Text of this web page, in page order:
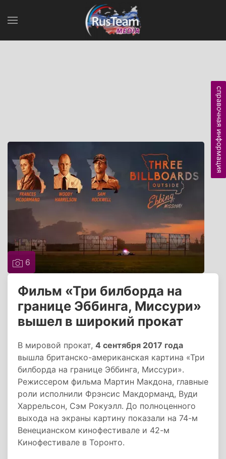
6
Фильм «Три билборда на
границе Эббинга, Миссури»
вышел в широкий прокат
В мировой прокат, 4 сентября 2017 года
вышла британско-американская картина «Три
билборда на границе Эббинга, Миссури».
Режиссером фильма Мартин Макдона, главные
роли исполнили Фрэнсис Макдорманд, Вуди
Харрельсон, Сэм Рокуэлл. До полноценного
выхода на экраны картину показали на 74-м
Венецианском кинофестивале и 42-м
Кинофестивале в Торонто.
справочная информация